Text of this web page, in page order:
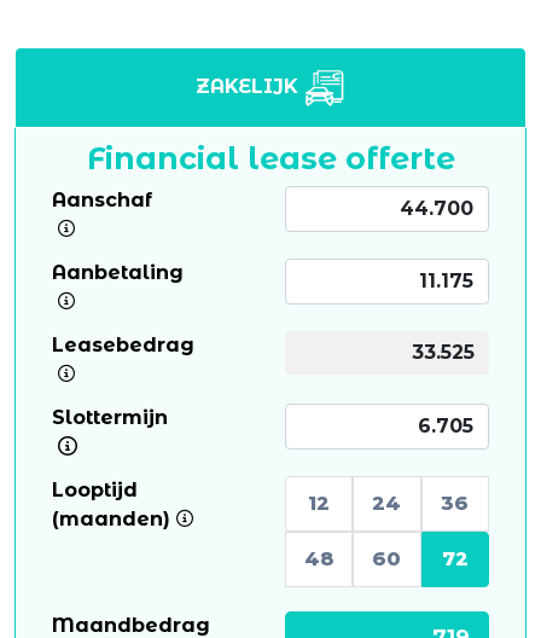
ZAKELIJK
Financial lease offerte
Aanschaf
Aanbetaling
Leasebedrag
Slottermijn
Looptijd
(maanden)
12 24 36
48 60 72
Maandbedrag